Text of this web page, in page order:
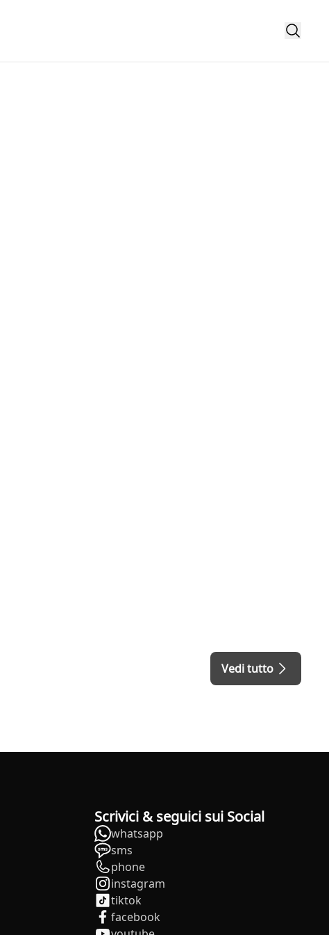
Vedi tutto
Scrivici & seguici sui Social
whatsapp
sms
phone
instagram
tiktok
facebook